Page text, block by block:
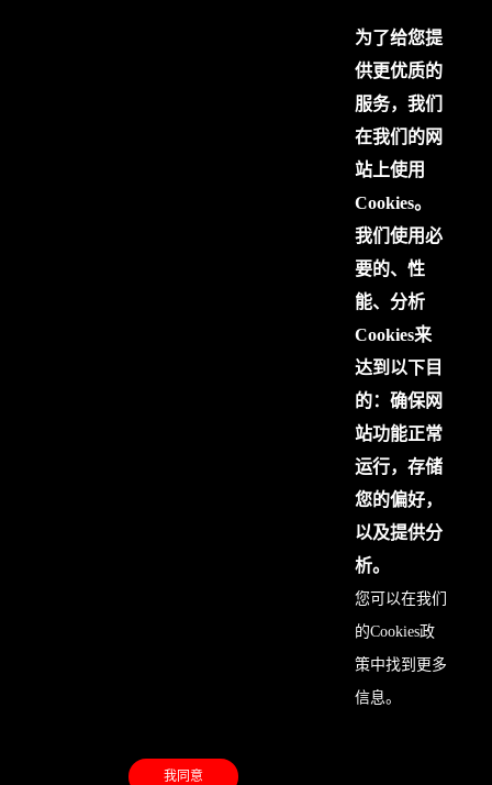
为了给您提
供更优质的
服务，我们
在我们的网
站上使用
Cookies。
我们使用必
要的、性
能、分析
Cookies来
达到以下目
的：确保网
站功能正常
运行，存储
您的偏好，
以及提供分
析。
您可以在我们
的Cookies政
策中找到更多
信息。
我同意